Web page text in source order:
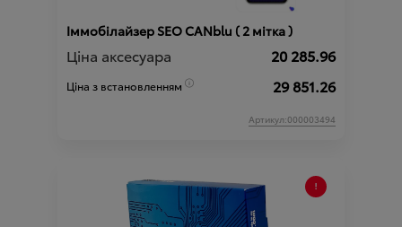
Iммобiлайзер SEO CANblu ( 2 мітка )
Ціна аксесуара 20 285.96
Ціна з встановленням 29 851.26
Артикул:000003494